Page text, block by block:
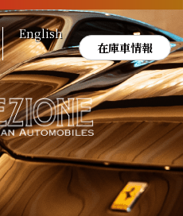
English
在庫車情報